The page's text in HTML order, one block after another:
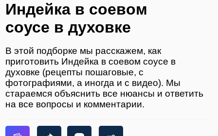
Индейка в соевом
соусе в духовке
В этой подборке мы расскажем, как
приготовить Индейка в соевом соусе в
духовке (рецепты пошаговые, с
фотографиями, а иногда и с видео). Мы
стараемся объяснить все нюансы и ответить
на все вопросы и комментарии.